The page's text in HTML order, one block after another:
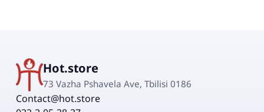
Hot.store
73 Vazha Pshavela Ave, Tbilisi 0186
Contact@hot.store